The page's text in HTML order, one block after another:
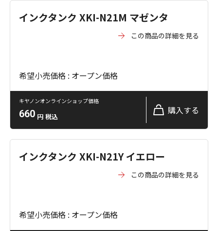
インクタンク XKI-N21M マゼンタ
この商品の詳細を見る
希望小売価格 : オープン価格
キヤノンオンラインショップ価格
660 円 税込
購入する
インクタンク XKI-N21Y イエロー
この商品の詳細を見る
希望小売価格 : オープン価格